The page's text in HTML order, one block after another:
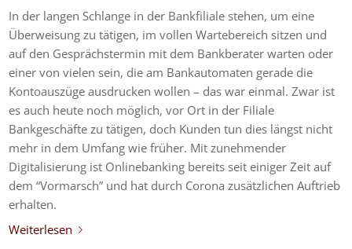
In der langen Schlange in der Bankfiliale stehen, um eine
Überweisung zu tätigen, im vollen Wartebereich sitzen und
auf den Gesprächstermin mit dem Bankberater warten oder
einer von vielen sein, die am Bankautomaten gerade die
Kontoauszüge ausdrucken wollen – das war einmal. Zwar ist
es auch heute noch möglich, vor Ort in der Filiale
Bankgeschäfte zu tätigen, doch Kunden tun dies längst nicht
mehr in dem Umfang wie früher. Mit zunehmender
Digitalisierung ist Onlinebanking bereits seit einiger Zeit auf
dem “Vormarsch” und hat durch Corona zusätzlichen Auftrieb
erhalten.
Weiterlesen